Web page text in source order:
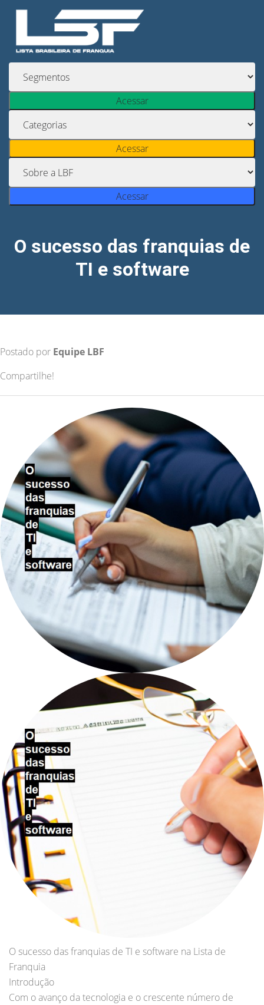
Acessar
Acessar
Acessar
O sucesso das franquias de
TI e software
Postado por Equipe LBF
Compartilhe!
O sucesso das franquias de TI e software na Lista de
Franquia
Introdução
Com o avanço da tecnologia e o crescente número de